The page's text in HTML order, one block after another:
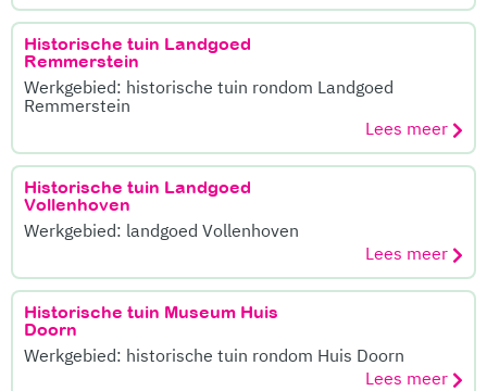
Historische tuin Landgoed
Remmerstein
Werkgebied: historische tuin rondom Landgoed
Remmerstein
Lees meer
Historische tuin Landgoed
Vollenhoven
Werkgebied: landgoed Vollenhoven
Lees meer
Historische tuin Museum Huis
Doorn
Werkgebied: historische tuin rondom Huis Doorn
Lees meer